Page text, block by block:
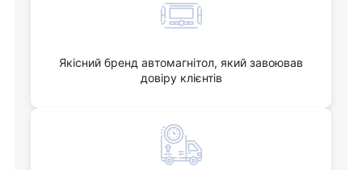
Якісний бренд автомагнітол, який завоював
довіру клієнтів